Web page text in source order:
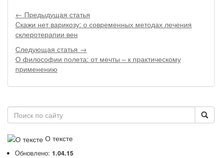
← Предыдущая статья
Скажи нет варикозу: о современных методах лечения
склеротерапии вен
Следующая статья →
О философии полета: от мечты – к практическому
применению
О тексте
Обновлено: 1.04.15